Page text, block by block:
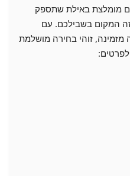
מומלצת באילת שתספק
זה המקום בשבילכם. עם
מזמינה, זוהי בחירה מושלמת